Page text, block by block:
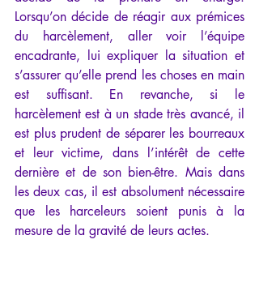
Lorsqu’on décide de réagir aux prémices
du harcèlement, aller voir l’équipe
encadrante, lui expliquer la situation et
s’assurer qu’elle prend les choses en main
est suffisant. En revanche, si le
harcèlement est à un stade très avancé, il
est plus prudent de séparer les bourreaux
et leur victime, dans l’intérêt de cette
dernière et de son bien-être. Mais dans
les deux cas, il est absolument nécessaire
que les harceleurs soient punis à la
mesure de la gravité de leurs actes.